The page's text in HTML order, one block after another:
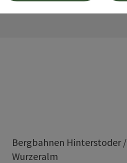
Bergbahnen Hinterstoder /
Wurzeralm